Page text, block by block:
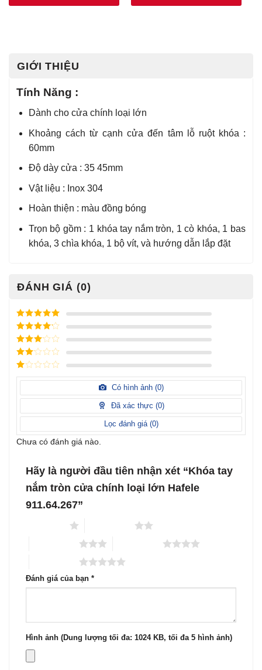
GIỚI THIỆU
Tính Năng :
Dành cho cửa chính loại lớn
Khoảng cách từ cạnh cửa đến tâm lỗ ruột khóa :
60mm
Độ dày cửa : 35 45mm
Vật liệu : Inox 304
Hoàn thiện : màu đồng bóng
Trọn bộ gồm : 1 khóa tay nắm tròn, 1 cò khóa, 1 bas
khóa, 3 chìa khóa, 1 bộ vít, và hướng dẫn lắp đặt
ĐÁNH GIÁ (0)
Được xếp
hạng
5
5
sao
Được xếp
hạng
4
5
sao
Được
xếp
hạng3
5 sao
Được
hạng
sao
Được
hạng
sao
Có hình ảnh (0)
Đã xác thực (0)
Lọc đánh giá (0)
Chưa có đánh giá nào.
Hãy là người đầu tiên nhận xét “Khóa tay
nắm tròn cửa chính loại lớn Hafele
911.64.267”
Đánh giá của bạn *
Hình ảnh (Dung lượng tối đa: 1024 KB, tối đa 5 hình ảnh)